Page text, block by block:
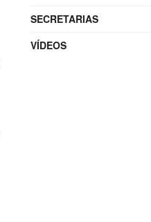
SECRETARIAS
VÍDEOS